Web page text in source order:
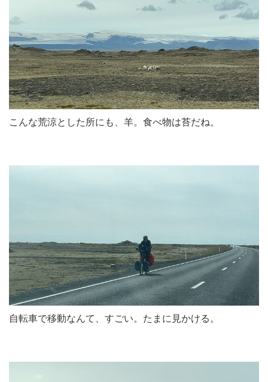
こんな荒涼とした所にも、羊。食べ物は苔だね。
自転車で移動なんて、すごい。たまに見かける。